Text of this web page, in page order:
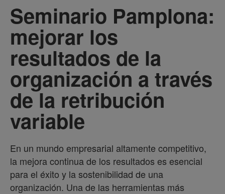
Seminario Pamplona:
mejorar los
resultados de la
organización a través
de la retribución
variable
En un mundo empresarial altamente competitivo,
la mejora continua de los resultados es esencial
para el éxito y la sostenibilidad de una
organización. Una de las herramientas más